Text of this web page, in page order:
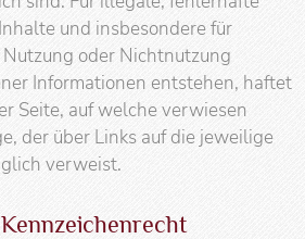
und insbesondere für
Nutzung oder Nichtnutzung
Informationen entstehen, haftet
Seite, auf welche verwiesen
der über Links auf die jeweilige
verweist.